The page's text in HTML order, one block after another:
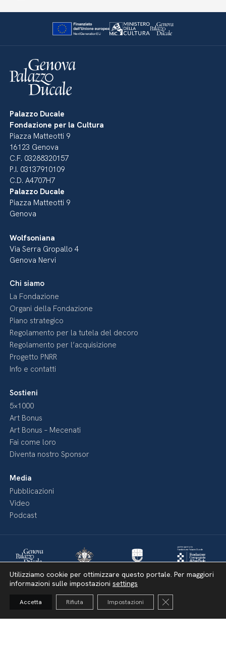
Palazzo Ducale
Fondazione per la Cultura
Piazza Matteotti 9
16123 Genova
C.F. 03288320157
P.I. 03137910109
C.D. A4707H7
Palazzo Ducale
Piazza Matteotti 9
Genova
Wolfsoniana
Via Serra Gropallo 4
Genova Nervi
Chi siamo
La Fondazione
Organi della Fondazione
Piano strategico
Regolamento per la tutela del decoro
Regolamento per l’acquisizione
Progetto PNRR
Info e contatti
Sostieni
5×1000
Art Bonus
Art Bonus – Mecenati
Fai come loro
Diventa nostro Sponsor
Media
Pubblicazioni
Video
Podcast
Utilizziamo cookie per ottimizzare questo portale. Per maggiori
informazioni sulle impostazioni settings
Accetta Rifiuta Impostazioni Close GDPR